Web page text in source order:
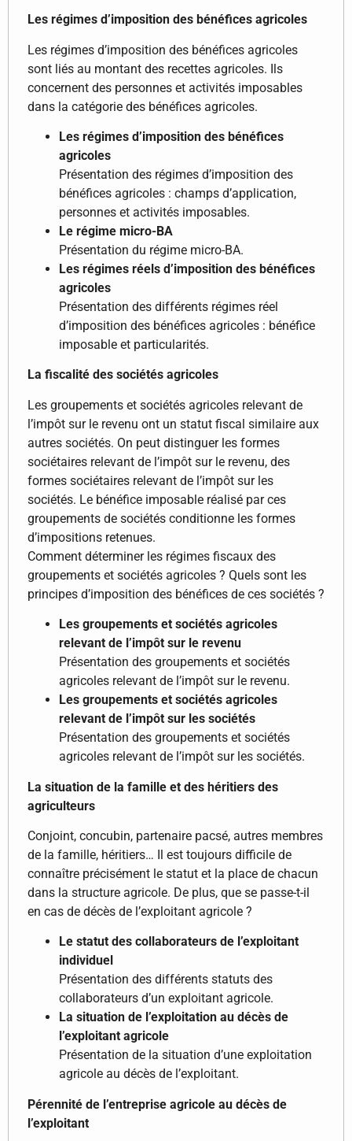
Les régimes d’imposition des bénéfices agricoles
Les régimes d’imposition des bénéfices agricoles
sont liés au montant des recettes agricoles. Ils
concernent des personnes et activités imposables
dans la catégorie des bénéfices agricoles.
Les régimes d’imposition des bénéfices
agricoles
Présentation des régimes d’imposition des
bénéfices agricoles : champs d’application,
personnes et activités imposables.
Le régime micro-BA
Présentation du régime micro-BA.
Les régimes réels d’imposition des bénéfices
agricoles
Présentation des différents régimes réel
d’imposition des bénéfices agricoles : bénéfice
imposable et particularités.
La fiscalité des sociétés agricoles
Les groupements et sociétés agricoles relevant de
l’impôt sur le revenu ont un statut fiscal similaire aux
autres sociétés. On peut distinguer les formes
sociétaires relevant de l’impôt sur le revenu, des
formes sociétaires relevant de l’impôt sur les
sociétés. Le bénéfice imposable réalisé par ces
groupements de sociétés conditionne les formes
d’impositions retenues.
Comment déterminer les régimes fiscaux des
groupements et sociétés agricoles ? Quels sont les
principes d’imposition des bénéfices de ces sociétés ?
Les groupements et sociétés agricoles
relevant de l’impôt sur le revenu
Présentation des groupements et sociétés
agricoles relevant de l’impôt sur le revenu.
Les groupements et sociétés agricoles
relevant de l’impôt sur les sociétés
Présentation des groupements et sociétés
agricoles relevant de l’impôt sur les sociétés.
La situation de la famille et des héritiers des
agriculteurs
Conjoint, concubin, partenaire pacsé, autres membres
de la famille, héritiers… Il est toujours difficile de
connaître précisément le statut et la place de chacun
dans la structure agricole. De plus, que se passe-t-il
en cas de décès de l’exploitant agricole ?
Le statut des collaborateurs de l’exploitant
individuel
Présentation des différents statuts des
collaborateurs d’un exploitant agricole.
La situation de l’exploitation au décès de
l’exploitant agricole
Présentation de la situation d’une exploitation
agricole au décès de l’exploitant.
Pérennité de l’entreprise agricole au décès de
l’exploitant